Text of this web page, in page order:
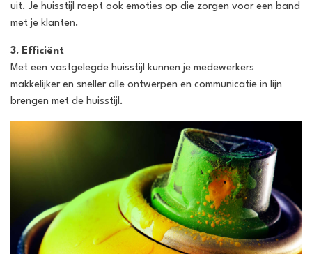
uit. Je huisstijl roept ook emoties op die zorgen voor een band
met je klanten.
3. Efficiënt
Met een vastgelegde huisstijl kunnen je medewerkers
makkelijker en sneller alle ontwerpen en communicatie in lijn
brengen met de huisstijl.